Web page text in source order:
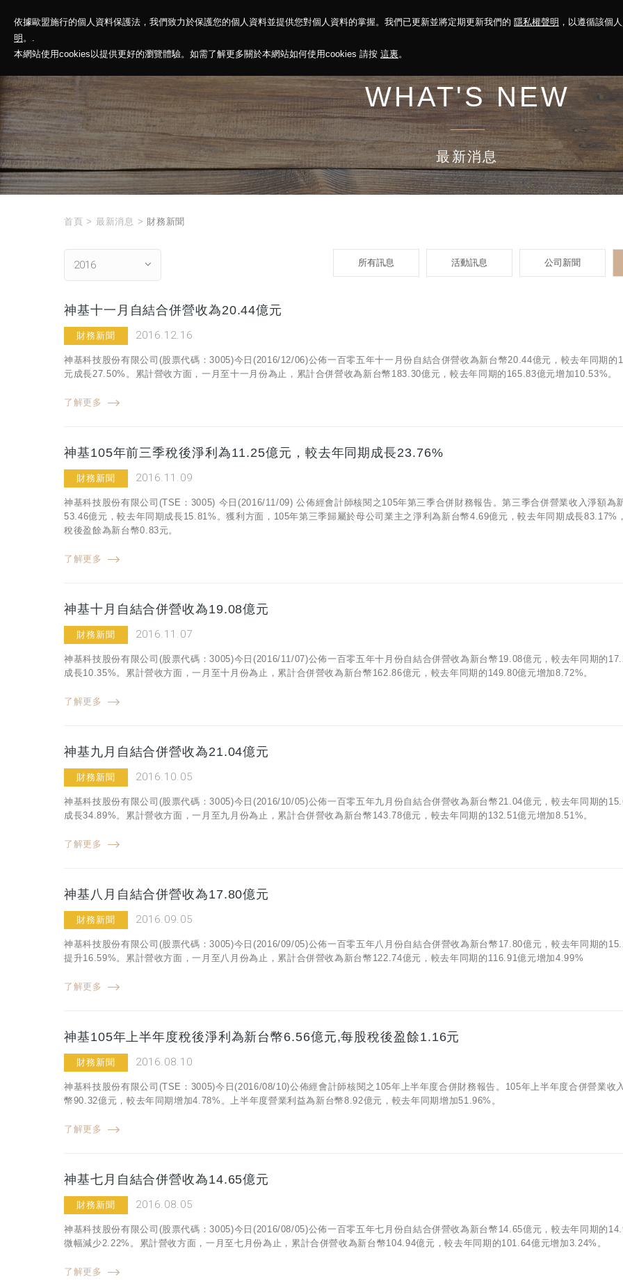
依據歐盟施行的個人資料保護法，我們致力於保護您的個人資料並提供您對個人資料的掌握。我們已更新並將定期更新我們的 隱私權聲明 ，以遵循該個
明 。.
本網站使用cookies以提供更好的瀏覽體驗。如需了解更多關於本網站如何使用cookies 請按 這裏。
神基投控 解決方案 永續報告 投資人關係 菁英招募 最新消息
WHAT'S NEW
最新消息
首頁 > 最新消息 > 財務新聞
2016 所有訊息 活動訊息 公司新聞
神基十一月自結合併營收為20.44億元
財務新聞 2016.12.16
神基科技股份有限公司(股票代碼：3005)今日(2016/12/06)公佈一百零五年十一月份自結合併營收為新台幣20.44億元，較去年同期的
元成長27.50%。累計營收方面，一月至十一月份為止，累計合併營收為新台幣183.30億元，較去年同期的165.83億元增加10.53%。
了解更多
神基105年前三季稅後淨利為11.25億元，較去年同期成長23.76%
財務新聞 2016.11.09
神基科技股份有限公司(TSE：3005) 今日(2016/11/09) 公佈經會計師核閱之105年第三季合併財務報告。第三季合併營業收入淨額為
53.46億元，較去年同期成長15.81%。獲利方面，105年第三季歸屬於母公司業主之淨利為新台幣4.69億元，較去年同期成長83.17%
稅後盈餘為新台幣0.83元。
了解更多
神基十月自結合併營收為19.08億元
財務新聞 2016.11.07
神基科技股份有限公司(股票代碼：3005)今日(2016/11/07)公佈一百零五年十月份自結合併營收為新台幣19.08億元，較去年同期的
成長10.35%。累計營收方面，一月至十月份為止，累計合併營收為新台幣162.86億元，較去年同期的149.80億元增加8.72%。
了解更多
神基九月自結合併營收為21.04億元
財務新聞 2016.10.05
神基科技股份有限公司(股票代碼：3005)今日(2016/10/05)公佈一百零五年九月份自結合併營收為新台幣21.04億元，較去年同期的
成長34.89%。累計營收方面，一月至九月份為止，累計合併營收為新台幣143.78億元，較去年同期的132.51億元增加8.51%。
了解更多
神基八月自結合併營收為17.80億元
財務新聞 2016.09.05
神基科技股份有限公司(股票代碼：3005)今日(2016/09/05)公佈一百零五年八月份自結合併營收為新台幣17.80億元，較去年同期的
提升16.59%。累計營收方面，一月至八月份為止，累計合併營收為新台幣122.74億元，較去年同期的116.91億元增加4.99%
了解更多
神基105年上半年度稅後淨利為新台幣6.56億元,每股稅後盈餘1.16元
財務新聞 2016.08.10
神基科技股份有限公司(TSE：3005)今日(2016/08/10)公佈經會計師核閱之105年上半年度合併財務報告。105年上半年度合併營業收
幣90.32億元，較去年同期增加4.78%。上半年度營業利益為新台幣8.92億元，較去年同期增加51.96%。
了解更多
神基七月自結合併營收為14.65億元
財務新聞 2016.08.05
神基科技股份有限公司(股票代碼：3005)今日(2016/08/05)公佈一百零五年七月份自結合併營收為新台幣14.65億元，較去年同期的
微幅減少2.22%。累計營收方面，一月至七月份為止，累計合併營收為新台幣104.94億元，較去年同期的101.64億元增加3.24%。
了解更多